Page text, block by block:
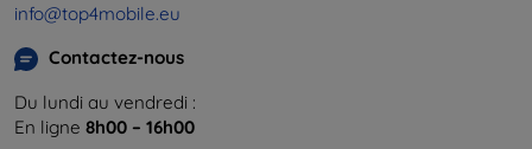
info@top4mobile.eu
Contactez-nous
Du lundi au vendredi :
En ligne 8h00 – 16h00